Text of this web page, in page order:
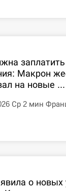
захворіли
известно об…
Токіо через
Макрон
на новые ...
Ср 2 мин
о новых